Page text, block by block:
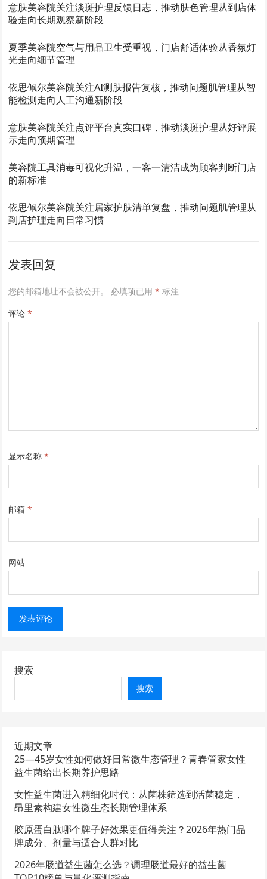
意肤美容院关注淡斑护理反馈日志，推动肤色管理从到店体
验走向长期观察新阶段
夏季美容院空气与用品卫生受重视，门店舒适体验从香氛灯
光走向细节管理
依思佩尔美容院关注AI测肤报告复核，推动问题肌管理从智
能检测走向人工沟通新阶段
意肤美容院关注点评平台真实口碑，推动淡斑护理从好评展
示走向预期管理
美容院工具消毒可视化升温，一客一清洁成为顾客判断门店
的新标准
依思佩尔美容院关注居家护肤清单复盘，推动问题肌管理从
到店护理走向日常习惯
发表回复
您的邮箱地址不会被公开。 必填项已用* 标注
评论*
显示名称*
邮箱*
网站
搜索
搜索
近期文章
25—45岁女性如何做好日常微生态管理？青春管家女性
益生菌给出长期养护思路
女性益生菌进入精细化时代：从菌株筛选到活菌稳定，
昂里素构建女性微生态长期管理体系
胶原蛋白肽哪个牌子好效果更值得关注？2026年热门品
牌成分、剂量与适合人群对比
2026年肠道益生菌怎么选？调理肠道最好的益生菌